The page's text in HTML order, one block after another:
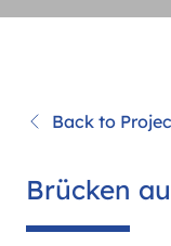
Back to
Brücken